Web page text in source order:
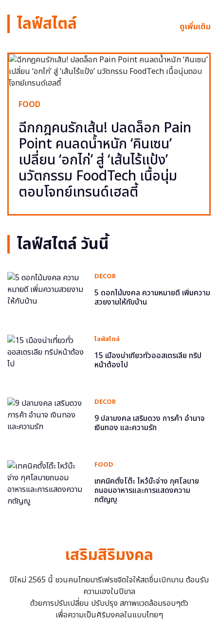
ไลฟ์สไตล์ ดูเพิ่มเติม
FOOD
ฉีกกฎคนรักเส้น! ปลดล็อก Pain
Point คนลดน้ำหนัก ‘คินเซน’
เปลี่ยน ‘อกไก่’ สู่ ‘เส้นไร้แป้ง’
นวัตกรรม FoodTech เนื้อนุ่ม
ตอบโจทย์เทรนด์เฮลตี้
ไลฟ์สไตล์ วันนี้
DECOR
5 ดอกไม้มงคล ความหมายดี เพิ่มความ
สวยงามให้กับบ้าน
ไลฟ์สไตล์
15 เมืองน่าเที่ยวทั่วออสเตรเลีย ทริป
หน้าต้องไป
DECOR
9 ปลามงคล เสริมดวง การค้า อำนาจ
เงินทอง และความรัก
FOOD
เทคนิคตั้งโต๊ะ ไหว้บ๊ะจ่าง กุศโลบาย
ถนอมอาหารและการแสดงความ
กตัญญู
เสริมสิริมงคล
ปีใหม่ 2565 นี้ ชวนคนไทยมารีเฟรชจิตใจให้สดชื่นเบิกบาน ต้อนรับ
ความเฮงในปีขาล
ด้วยการปรับเปลี่ยน ปรับปรุง สภาพแวดล้อมรอบๆตัว
เพื่อความเป็นศิริมงคลในแบบไทยๆ